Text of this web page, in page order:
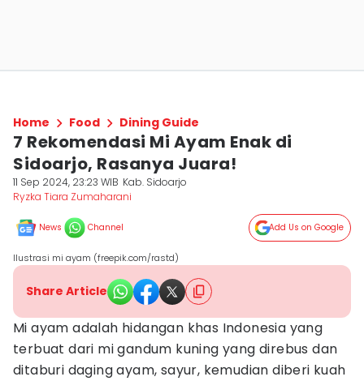
Home Food Dining Guide
7 Rekomendasi Mi Ayam Enak di
Sidoarjo, Rasanya Juara!
11 Sep 2024, 23:23 WIB Kab. Sidoarjo
Ryzka Tiara Zumaharani
News Channel Add Us on Google
Ilustrasi mi ayam (freepik.com/rastd)
Share Article
Mi ayam adalah hidangan khas Indonesia yang
terbuat dari mi gandum kuning yang direbus dan
ditaburi daging ayam, sayur, kemudian diberi kuah